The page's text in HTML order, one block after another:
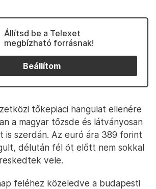
Állítsd be a Telexet
megbízható forrásnak!
Beállítom
tőkepiaci hangulat ellenére
a magyar tőzsde és látványosan
is szerdán. Az euró ára 389 forint
délután fél öt előtt nem sokkal
vele.
feléhez közeledve a budapesti